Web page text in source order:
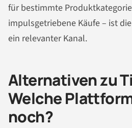
für bestimmte
impulsgetriebene Käufe – ist
ein relevanter Kanal.
Alternativen zu
Welche
noch?